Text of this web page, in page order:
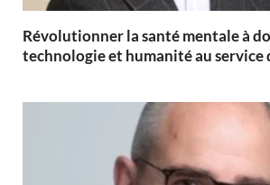
Révolutionner la santé mentale à
technologie et humanité au service